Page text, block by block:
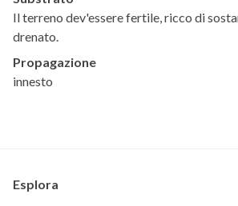
Il terreno dev'essere fertile, ricco di
drenato.
Propagazione
innesto
Esplora